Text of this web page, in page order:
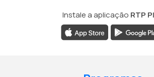
Instale a aplicação RTP